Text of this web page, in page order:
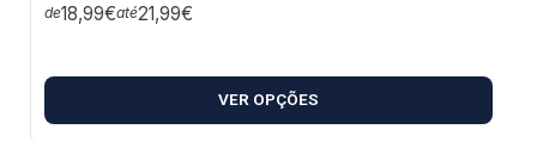
de18,99€até21,99€
VER OPÇÕES